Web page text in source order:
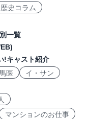
史コラム
一覧
!キャスト紹介
馬医
イ・サン
マンションのお仕事